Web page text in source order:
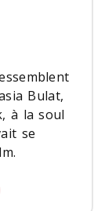
Bulat,
à la soul
se
LACHY